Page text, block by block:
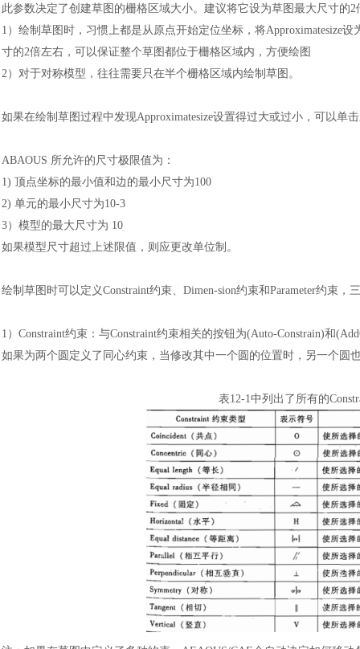
此参数决定了创建草图的栅格区域大小。建议将它设为草图最大尺寸的2
1 ） 绘制草图时，习惯上都是从原点开始定位坐标，将Approximatesize设
寸的2倍左右，可以保证整个草图都位于栅格区域内，方便绘图
2） 对于对称模型，往往需要只在半个栅格 区域内绘制草图。
如果在绘制草图过程中发现Approximatesize设置得过大或过小，可以单
ABAOUS 所允许的尺寸极限值为 ：
1) 顶点坐标的最小值和边的最小尺寸为100
2) 单元的最小尺寸为10-3
3） 模型的最大尺寸为 10
如果模型尺寸超过上述限值，则应更改单位制。
绘制草图时可以定义Constraint约束、Dimen-sion约束和Parameter约束，
1） Constraint约束 ： 与Constraint约束相关的按钮为(Auto-Constrain)和
如果为两个圆定义了同心约束，当修改其中一个圆的位置时，另一个圆
表12-1中列出了所有的